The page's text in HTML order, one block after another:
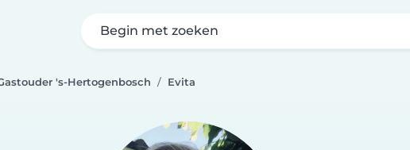
Begin met zoeken
's-Hertogenbosch Evita